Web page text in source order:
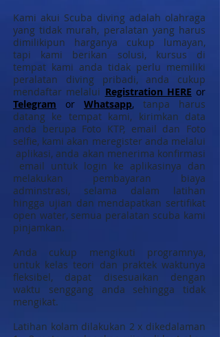
Kami akui Scuba diving adalah olahraga
yang tidak murah, peralatan yang harus
dimilikipun harganya cukup lumayan,
tapi kami berikan solusi, kursus di
tempat kami anda tidak perlu memiliki
peralatan diving pribadi, anda cukup
mendaftar melalui Registration HERE or
Telegram or Whatsapp, tanpa harus
datang ke tempat kami, kirimkan data
anda berupa Foto KTP, email dan Foto
selfie, kami akan meregister anda melalui
aplikasi, anda akan menerima konfirmasi
email untuk login ke aplikasinya dan
melakukan pembayaran biaya
adminstrasi, selama dalam latihan
hingga ujian dan mendapatkan sertifikat
open water, semua peralatan scuba kami
pinjamkan.
Anda cukup mengikuti programnya,
untuk kelas teori dan praktek waktunya
fleksibel, dapat disesuaikan dengan
waktu senggang anda sehingga tidak
mengikat.
Latihan kolam dilakukan 2 x dikedalaman